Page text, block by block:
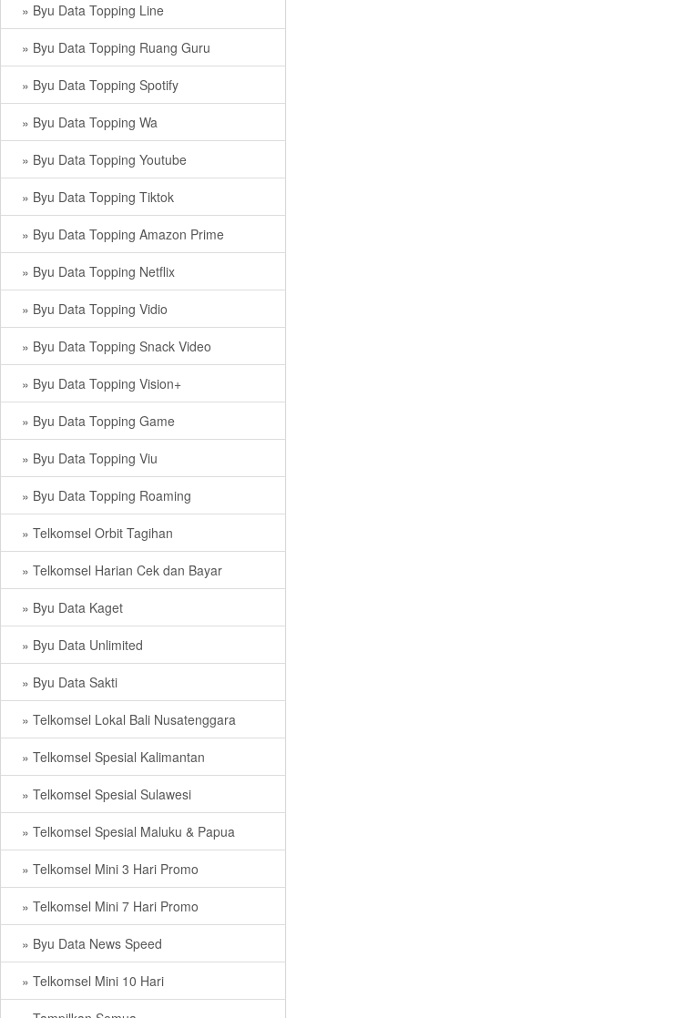
» Byu Data Topping Line
» Byu Data Topping Ruang Guru
» Byu Data Topping Spotify
» Byu Data Topping Wa
» Byu Data Topping Youtube
» Byu Data Topping Tiktok
» Byu Data Topping Amazon Prime
» Byu Data Topping Netflix
» Byu Data Topping Vidio
» Byu Data Topping Snack Video
» Byu Data Topping Vision+
» Byu Data Topping Game
» Byu Data Topping Viu
» Byu Data Topping Roaming
» Telkomsel Orbit Tagihan
» Telkomsel Harian Cek dan Bayar
» Byu Data Kaget
» Byu Data Unlimited
» Byu Data Sakti
» Telkomsel Lokal Bali Nusatenggara
» Telkomsel Spesial Kalimantan
» Telkomsel Spesial Sulawesi
» Telkomsel Spesial Maluku & Papua
» Telkomsel Mini 3 Hari Promo
» Telkomsel Mini 7 Hari Promo
» Byu Data News Speed
» Telkomsel Mini 10 Hari